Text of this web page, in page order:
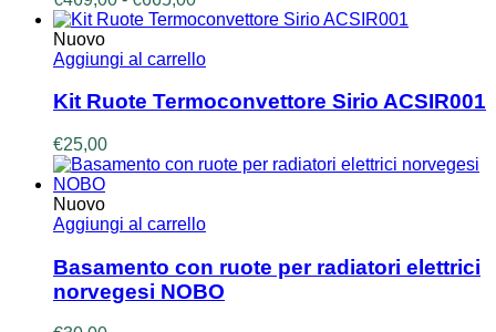
opzioni
possono
essere
scelte
pagina
prodotto
di
da
a
Nuovo
Aggiungi al carrello
Kit Ruote Termoconvettore Sirio ACSIR001
€25,00
Nuovo
Aggiungi al carrello
Basamento con ruote per radiatori elettrici
norvegesi NOBO